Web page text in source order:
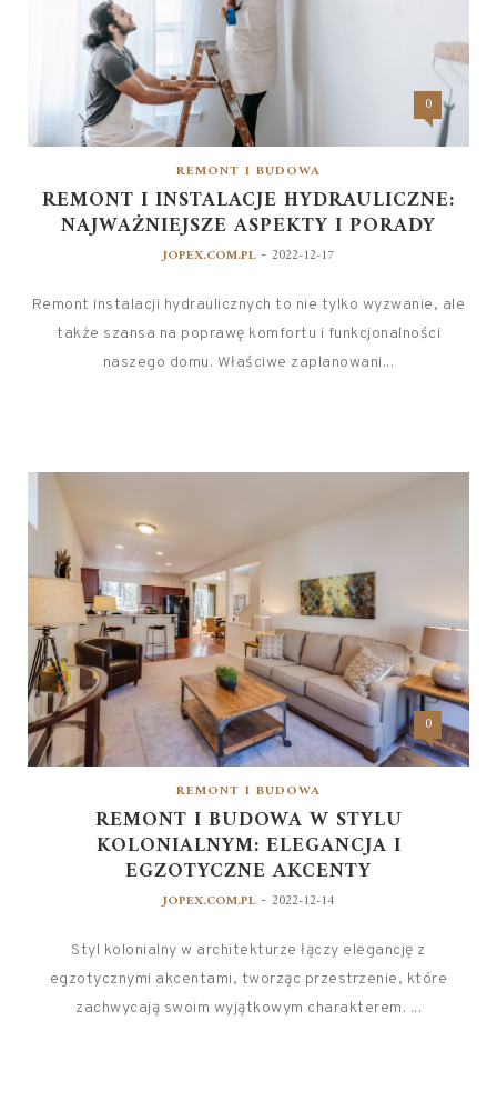
0
REMONT I BUDOWA
REMONT I INSTALACJE HYDRAULICZNE:
NAJWAŻNIEJSZE ASPEKTY I PORADY
JOPEX.COM.PL - 2022-12-17
Remont instalacji hydraulicznych to nie tylko wyzwanie, ale
także szansa na poprawę komfortu i funkcjonalności
naszego domu. Właściwe zaplanowani...
0
REMONT I BUDOWA
REMONT I BUDOWA W STYLU
KOLONIALNYM: ELEGANCJA I
EGZOTYCZNE AKCENTY
JOPEX.COM.PL - 2022-12-14
Styl kolonialny w architekturze łączy elegancję z
egzotycznymi akcentami, tworząc przestrzenie, które
zachwycają swoim wyjątkowym charakterem. ...